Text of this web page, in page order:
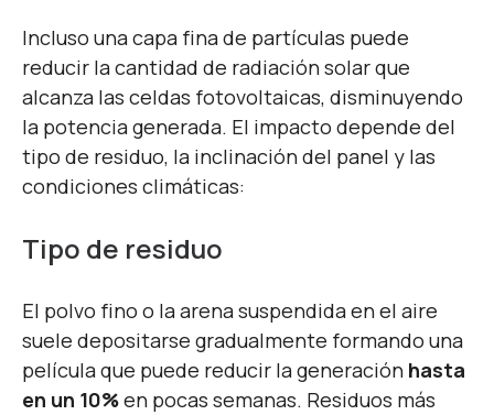
Incluso una capa fina de partículas puede
reducir la cantidad de radiación solar que
alcanza las celdas fotovoltaicas, disminuyendo
la potencia generada. El impacto depende del
tipo de residuo, la inclinación del panel y las
condiciones climáticas:
Tipo de residuo
El polvo fino o la arena suspendida en el aire
suele depositarse gradualmente formando una
película que puede reducir la generación hasta
en un 10%en pocas semanas. Residuos más